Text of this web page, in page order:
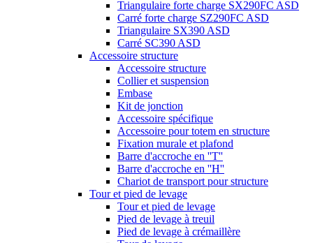
Triangulaire forte charge SX290FC ASD
Carré forte charge SZ290FC ASD
Triangulaire SX390 ASD
Carré SC390 ASD
Accessoire structure
Accessoire structure
Collier et suspension
Embase
Kit de jonction
Accessoire spécifique
Accessoire pour totem en structure
Fixation murale et plafond
Barre d'accroche en ''T''
Barre d'accroche en ''H''
Chariot de transport pour structure
Tour et pied de levage
Tour et pied de levage
Pied de levage à treuil
Pied de levage à crémaillère